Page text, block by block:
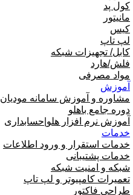
کول پد
مانیتور
کیس
لپ تاپ
کابل/ تجهیزات شبکه
فلش/هارد
مواد مصرفی
آموزش
مشاوره و آموزش سامانه مودیان
دوره جامع باهلو
آموزش نرم افزار هلو|حسابداری
خدمات
خدمات استقرار و ورود اطلاعات
خدمات پشتیبانی
شبکه و امنیت شبکه
تعمیرات کامپیوتر و لپ تاپ
طراحی فاکتور